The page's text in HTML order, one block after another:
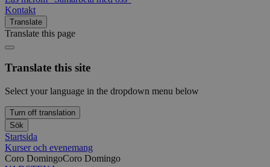
Kontakt
Translate
Translate this page
Translate this site
Select your language in the dropdown menu below
Turn off translation
Sök
Startsida
Kurser och evenemang
Coro DomingoCoro Domingo